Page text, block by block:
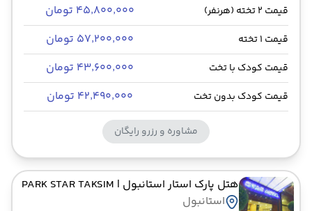
قیمت 2 تخته (هرنفر) ۴۵٬۸۰۰٬۰۰۰ تومان
قیمت 1 تخته ۵۷٬۲۰۰٬۰۰۰ تومان
قیمت کودک با تخت ۴۳٬۶۰۰٬۰۰۰ تومان
قیمت کودک بدون تخت ۴۲٬۴۹۰٬۰۰۰ تومان
مشاوره و رزرو رایگان
هتل پارک استار استانبول | PARK STAR TAKSIM
استانبول